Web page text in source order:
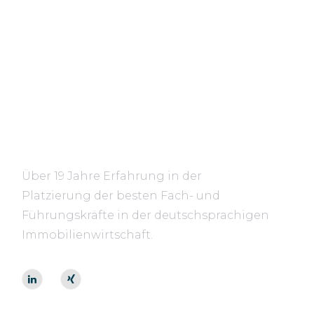
Über 19 Jahre Erfahrung in der
Platzierung der besten Fach- und
Führungskräfte in der deutschsprachigen
Immobilienwirtschaft.